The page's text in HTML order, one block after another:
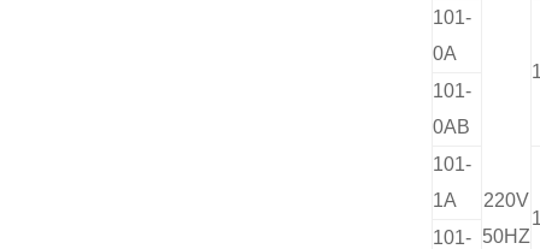
220V
50HZ
101-
0A
101-
0AB
101-
1A
101-